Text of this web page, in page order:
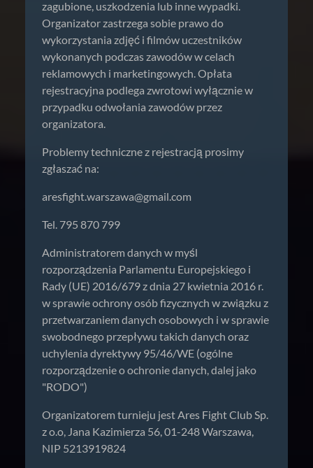
zagubione, uszkodzenia lub inne wypadki.
Organizator zastrzega sobie prawo do
wykorzystania zdjęć i filmów uczestników
wykonanych podczas zawodów w celach
reklamowych i marketingowych. Opłata
rejestracyjna podlega zwrotowi wyłącznie w
przypadku odwołania zawodów przez
organizatora.
Problemy techniczne z rejestracją prosimy
zgłaszać na:
aresfight.warszawa@gmail.com
Tel. 795 870 799
Administratorem danych w myśl
rozporządzenia Parlamentu Europejskiego i
Rady (UE) 2016/679 z dnia 27 kwietnia 2016 r.
w sprawie ochrony osób fizycznych w związku z
przetwarzaniem danych osobowych i w sprawie
swobodnego przepływu takich danych oraz
uchylenia dyrektywy 95/46/WE (ogólne
rozporządzenie o ochronie danych, dalej jako
"RODO")
Organizatorem turnieju jest Ares Fight Club Sp.
z o.o, Jana Kazimierza 56, 01-248 Warszawa,
NIP 5213919824